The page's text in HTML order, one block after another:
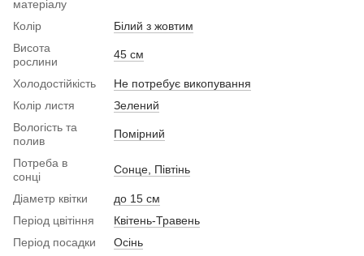
матеріалу
Колір
Білий з жовтим
Висота
рослини
45 см
Холодостійкість
Не потребує викопування
Колір листя
Зелений
Вологість та
полив
Помірний
Потреба в
сонці
Сонце, Півтінь
Діаметр квітки
до 15 см
Період цвітіння
Квітень-Травень
Період посадки
Осінь